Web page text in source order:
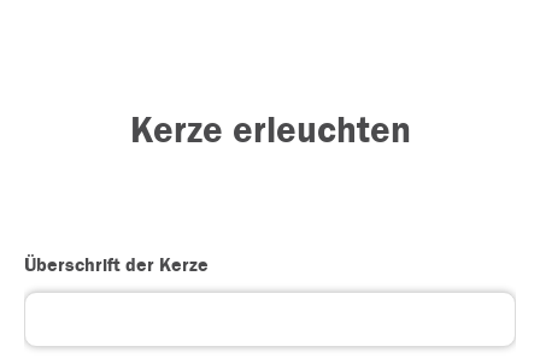
Kerze erleuchten
Überschrift der Kerze